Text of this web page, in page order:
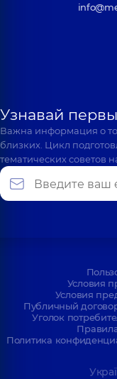
Узнавай
Важна информация о
близких. Цикл
тематических советов
Условия
Условия
Публичный
Уголок
Политика